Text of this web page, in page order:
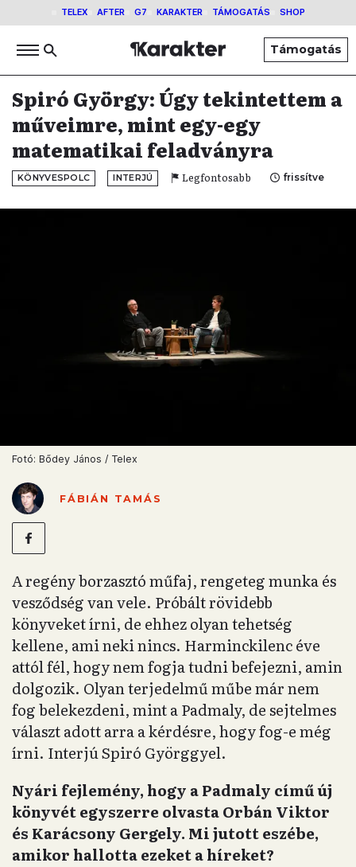
TELEX AFTER G7 KARAKTER TÁMOGATÁS SHOP
Támogatás
Spiró György: Úgy tekintettem a
műveimre, mint egy-egy
matematikai feladványra
KÖNYVESPOLC INTERJÚ Legfontosabb frissítve
Fotó: Bődey János / Telex
FÁBIÁN TAMÁS
A regény borzasztó műfaj, rengeteg munka és
vesződség van vele. Próbált rövidebb
könyveket írni, de ehhez olyan tehetség
kellene, ami neki nincs. Harminckilenc éve
attól fél, hogy nem fogja tudni befejezni, amin
dolgozik. Olyan terjedelmű műbe már nem
fog belekezdeni, mint a Padmaly, de sejtelmes
választ adott arra a kérdésre, hogy fog-e még
írni. Interjú Spiró Györggyel.
Nyári fejlemény, hogy a Padmaly című új
könyvét egyszerre olvasta Orbán Viktor
és Karácsony Gergely. Mi jutott eszébe,
amikor hallotta ezeket a híreket?